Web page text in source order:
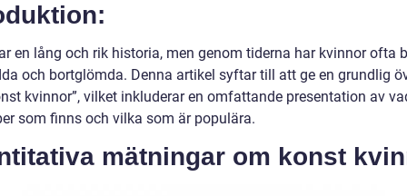
en lång och rik historia, men genom tiderna har kvinnor ofta
och bortglömda. Denna artikel syftar till att ge en grundlig
kvinnor”, vilket inkluderar en omfattande presentation av
som finns och vilka som är populära.
mätningar om konst